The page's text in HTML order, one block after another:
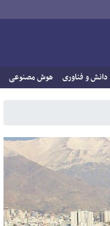
دانش و فناوری هوش مصنوعی